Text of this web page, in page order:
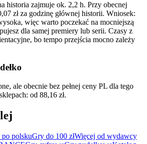
historia zajmuje ok. 2,2 h. Przy obecnej
zł za godzinę głównej historii. Wniosek:
więc warto poczekać na mocniejszą
dla samej premiery lub serii. Czasy z
bo tempo przejścia mocno zależy
ale obecnie bez pełnej ceny PL dla tego
od 88,16 zł.
polskuGry do 100 złWięcej od wydawcy